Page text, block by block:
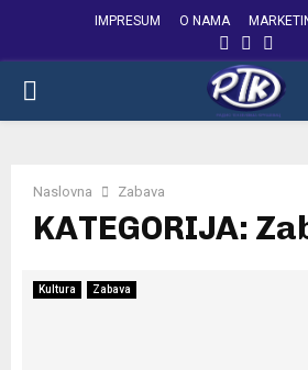
IMPRESUM O NAMA
FACEBOOK
PRIMARY
Naslovna Zabava
KATEGORIJA:
Kultura Zabava